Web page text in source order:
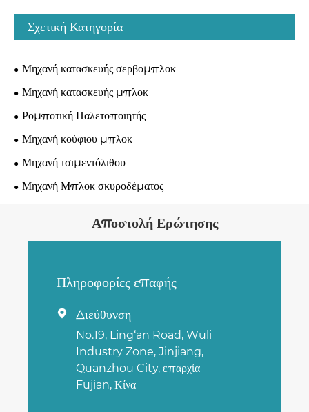
Σχετική Κατηγορία
Μηχανή κατασκευής σερβομπλοκ
Μηχανή κατασκευής μπλοκ
Ρομποτική Παλετοποιητής
Μηχανή κούφιου μπλοκ
Μηχανή τσιμεντόλιθου
Μηχανή Μπλοκ σκυροδέματος
Αποστολή Ερώτησης
Πληροφορίες επαφής
 Διεύθυνση
No.19, Ling‘an Road, Wuli
Industry Zone, Jinjiang,
Quanzhou City, επαρχία
Fujian, Κίνα